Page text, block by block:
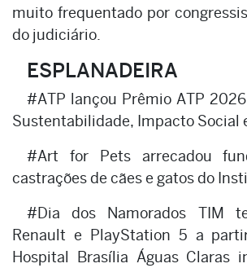
muito frequentado por
do judiciário.
ESPLANADEIRA
#ATP lançou Prêmio ATP
Sustentabilidade, Impacto Social
#Art for Pets arrecadou
castrações de cães e gatos do
#Dia dos Namorados TIM
Renault e PlayStation 5 a
Hospital Brasília Águas Claras